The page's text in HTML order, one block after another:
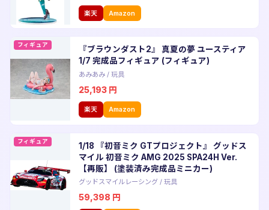
楽天 Amazon
フィギュア
『ブラウンダスト2』 真夏の夢 ユースティア
1/7 完成品フィギュア (フィギュア)
あみあみ/ 玩具
25,193 円
楽天 Amazon
フィギュア
1/18 『初音ミク GTプロジェクト』 グッドス
マイル 初音ミク AMG 2025 SPA24H Ver.
【再販】 (塗装済み完成品ミニカー)
グッドスマイルレーシング/ 玩具
59,398 円